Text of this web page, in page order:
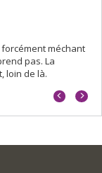
forcément méchant
pas. La
loin de là.
Portrait
Portrait